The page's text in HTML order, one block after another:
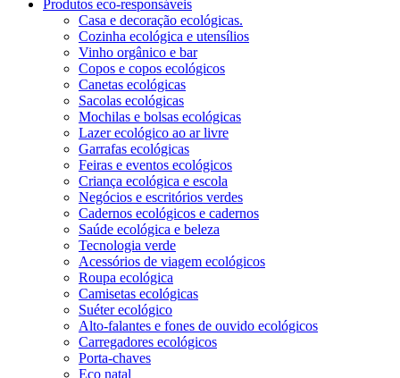
Produtos eco-responsáveis
Casa e decoração ecológicas.
Cozinha ecológica e utensílios
Vinho orgânico e bar
Copos e copos ecológicos
Canetas ecológicas
Sacolas ecológicas
Mochilas e bolsas ecológicas
Lazer ecológico ao ar livre
Garrafas ecológicas
Feiras e eventos ecológicos
Criança ecológica e escola
Negócios e escritórios verdes
Cadernos ecológicos e cadernos
Saúde ecológica e beleza
Tecnologia verde
Acessórios de viagem ecológicos
Roupa ecológica
Camisetas ecológicas
Suéter ecológico
Alto-falantes e fones de ouvido ecológicos
Carregadores ecológicos
Porta-chaves
Eco natal